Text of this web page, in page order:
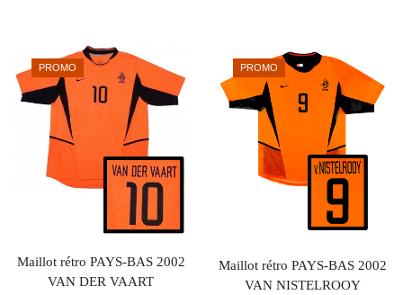
était :
69€.
est :
49€.
était :
69€.
49€.
PROMO
Maillot rétro PAYS-BAS 2002
VAN DER VAART
PROMO
Maillot rétro PAYS-BAS 2002
VAN NISTELROOY